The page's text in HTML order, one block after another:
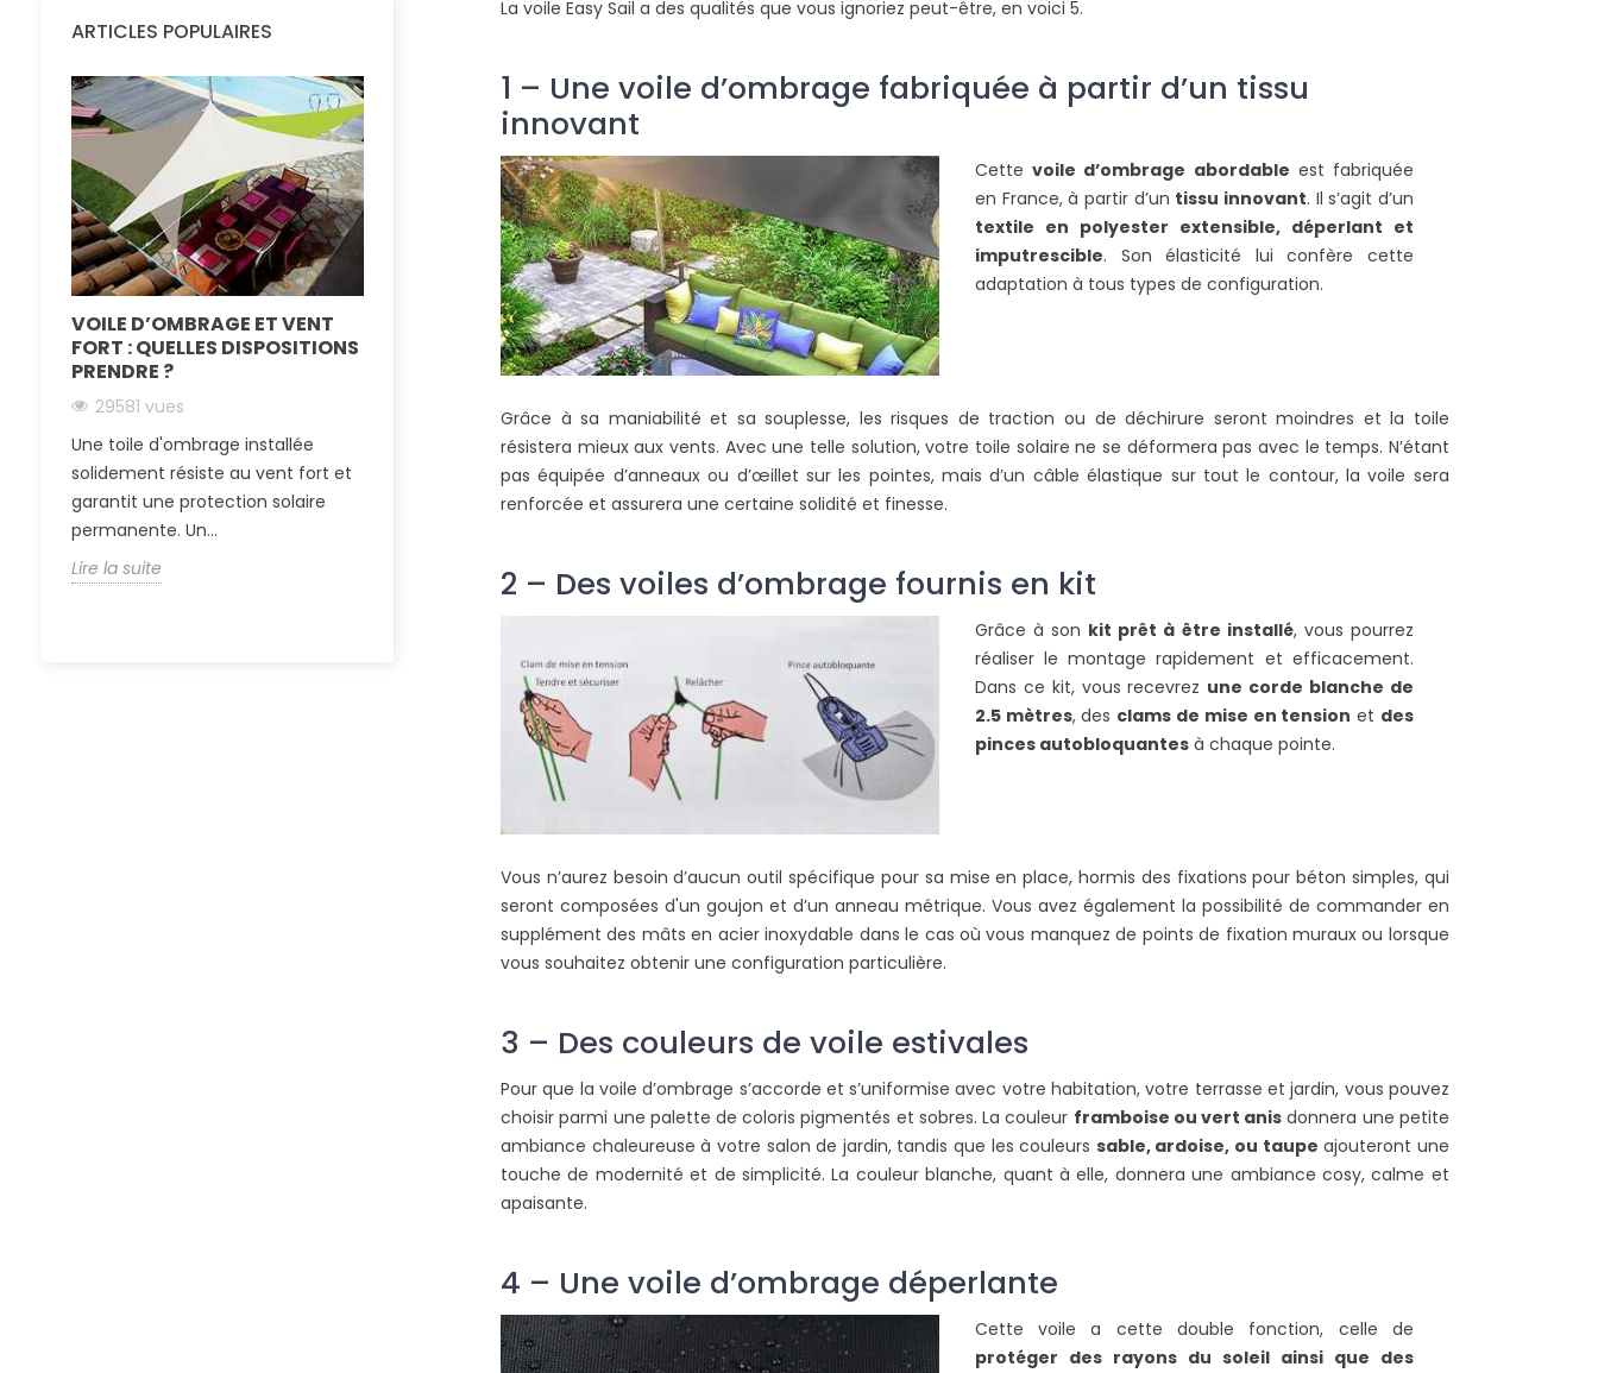
ARTICLES POPULAIRES
VOILE D’OMBRAGE ET VENT
FORT : QUELLES DISPOSITIONS
PRENDRE ?
29581 vues
Une toile d'ombrage installée
solidement résiste au vent fort et
garantit une protection solaire
permanente. Un...
Lire la suite
LA TOILE TENDUE EXTÉRIEURE
IMPERMÉABLE CONTRE LE
SOLEIL ET LA PLUIE
Passer l’été au frais est un besoin
essentiel quand on habite une
région ensoleillée. Grâce à la toile
COMMENT COUVRIR UNE
PERGOLA POUR SE PROTÉGER
DE LA PLUIE ET DU SOLEIL ?
24769 vues
Pour réduire la luminosité, les
sensations de chaleur ou pour
agrandir votre espace vie,
Lire la suite
24326 vues
La voile d’ombrage rectangulaire 5
mètres par 4 mètres est
Lire la suite
Faites de l’ombre sur
en installant une voile
Suivez nos indications
La voile Easy Sail a des qualités que vous ignoriez peut-être, en voici 5.
1 – Une voile d’ombrage fabriquée à partir d’un tissu
innovant
Cette voile d’ombrage abordable est fabriquée
en France, à partir d’un tissu innovant. Il s’agit d’un
textile en polyester extensible, déperlant et
imputrescible. Son élasticité lui confère cette
adaptation à tous types de configuration.
Grâce à sa maniabilité et sa souplesse, les risques de traction ou de déchirure seront moindres et la toile
résistera mieux aux vents. Avec une telle solution, votre toile solaire ne se déformera pas avec le temps. N’étant
pas équipée d’anneaux ou d’œillet sur les pointes, mais d’un câble élastique sur tout le contour, la voile sera
renforcée et assurera une certaine solidité et finesse.
2 – Des voiles d’ombrage fournis en kit
Grâce à son kit prêt à être installé, vous pourrez
réaliser le montage rapidement et efficacement.
Dans ce kit, vous recevrez une corde blanche de
2.5 mètres, des clams de mise en tension et des
pinces autobloquantesà chaque pointe.
Vous n’aurez besoin d’aucun outil spécifique pour sa mise en place, hormis des fixations pour béton simples, qui
seront composées d'un goujon et d’un anneau métrique. Vous avez également la possibilité de commander en
supplément des mâts en acier inoxydable dans le cas où vous manquez de points de fixation muraux ou lorsque
vous souhaitez obtenir une configuration particulière.
3 – Des couleurs de voile estivales
Pour que la voile d’ombrage s’accorde et s’uniformise avec votre habitation, votre terrasse et jardin, vous pouvez
choisir parmi une palette de coloris pigmentés et sobres. La couleur framboise ou vert anis donnera une petite
ambiance chaleureuse à votre salon de jardin, tandis que les couleurs sable, ardoise, ou taupe ajouteront une
touche de modernité et de simplicité. La couleur blanche, quant à elle, donnera une ambiance cosy, calme et
apaisante.
4 – Une voile d’ombrage déperlante
Cette voile a cette double fonction, celle de
protéger des rayons du soleil ainsi que des